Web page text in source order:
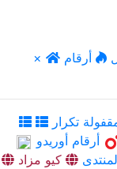
×
أرقام
تكرار
أرقام أوريدو
كيو مزاد